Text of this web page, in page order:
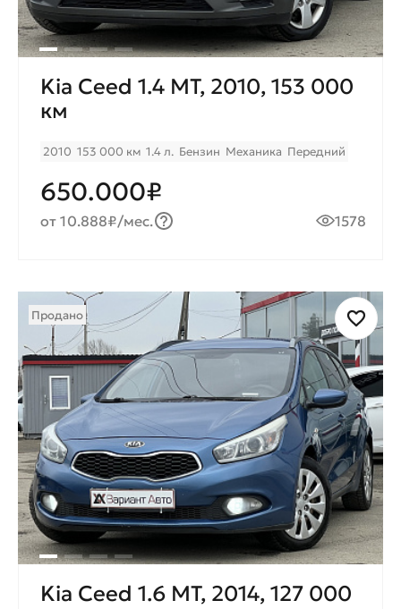
Kia Ceed 1.4 MT, 2010, 153 000
км
2010 153 000 км 1.4 л. Бензин Механика Передний
650.000₽
от 10.888₽/мес. 1578
Продано
Kia Ceed 1.6 MT, 2014, 127 000